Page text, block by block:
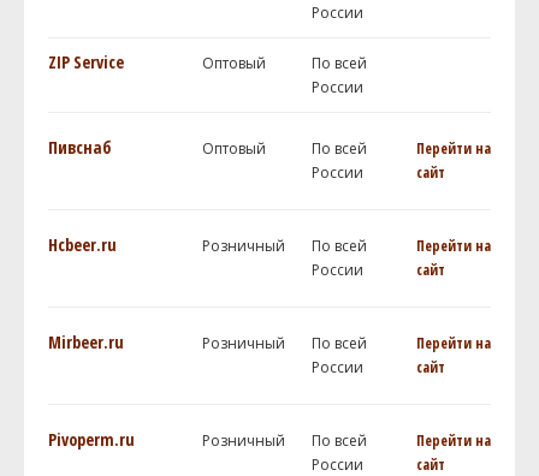
России
ZIP Service Оптовый
По всей
России
Пивснаб Оптовый
По всей
России
Перейти на
сайт
Hcbeer.ru Розничный
По всей
России
Перейти на
сайт
Mirbeer.ru Розничный
По всей
России
Перейти на
сайт
Pivoperm.ru Розничный
По всей
России
Перейти на
сайт